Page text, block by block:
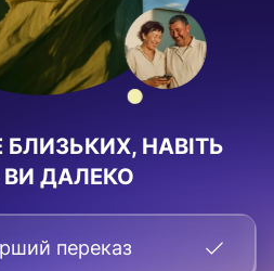
НАВІТЬ
ДАЛЕКО
переказ